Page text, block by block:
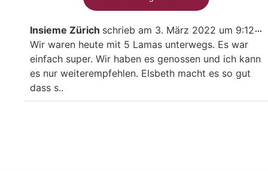
Insieme Zürich schrieb am 3. März 2022 um 9:12
Wir waren heute mit 5 Lamas unterwegs. Es war
einfach super. Wir haben es genossen und ich kann
es nur weiterempfehlen. Elsbeth macht es so gut
dass s..
...